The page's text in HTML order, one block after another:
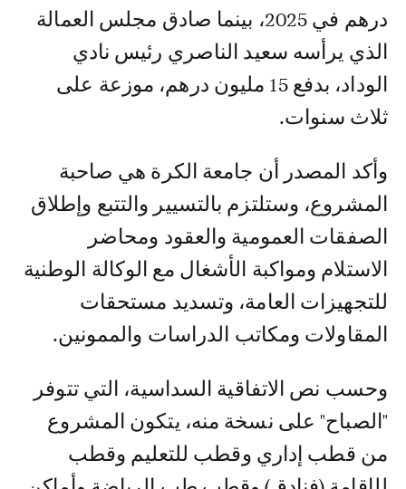
درهم في 2025، بينما صادق مجلس العمالة
الذي يرأسه سعيد الناصري رئيس نادي
الوداد، بدفع 15 مليون درهم، موزعة على
ثلاث سنوات.
وأكد المصدر أن جامعة الكرة هي صاحبة
المشروع، وستلتزم بالتسيير والتتبع وإطلاق
الصفقات العمومية والعقود ومحاضر
الاستلام ومواكبة الأشغال مع الوكالة الوطنية
للتجهيزات العامة، وتسديد مستحقات
المقاولات ومكاتب الدراسات والممونين.
وحسب نص الاتفاقية السداسية، التي تتوفر
"الصباح" على نسخة منه، يتكون المشروع
من قطب إداري وقطب للتعليم وقطب